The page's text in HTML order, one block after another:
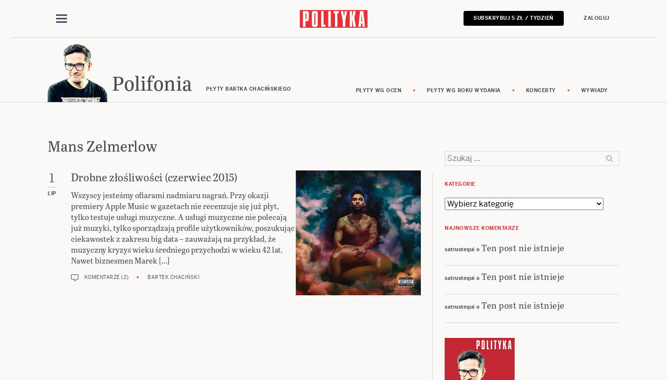
SUBSKRYBUJ 5 ZŁ / TYDZIEŃ ZALOGUJ
Polifonia PŁYTY BARTKA CHACIŃSKIEGO PŁYTY WG OCEN PŁYTY WG ROKU WYDANIA KONCERTY WYWIADY
Mans Zelmerlow
1
LIP
Drobne złośliwości (czerwiec 2015)
Wszyscy jesteśmy ofiarami nadmiaru nagrań. Przy okazji
premiery Apple Music w gazetach nie recenzuje się już płyt,
tylko testuje usługi muzyczne. A usługi muzyczne nie polecają
już muzyki, tylko sporządzają profile użytkowników, poszukując
ciekawostek z zakresu big data – zauważają na przykład, że
muzyczny kryzys wieku średniego przychodzi w wieku 42 lat.
Nawet biznesmen Marek […]
KOMENTARZE (2) BARTEK CHACIŃSKI
Szukaj:
KATEGORIE
Kategorie
NAJNOWSZE KOMENTARZE
satrustequi o Ten post nie istnieje
satrustequi o Ten post nie istnieje
satrustequi o Ten post nie istnieje